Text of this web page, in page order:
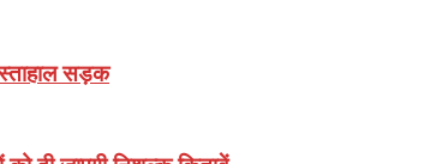
सड़क